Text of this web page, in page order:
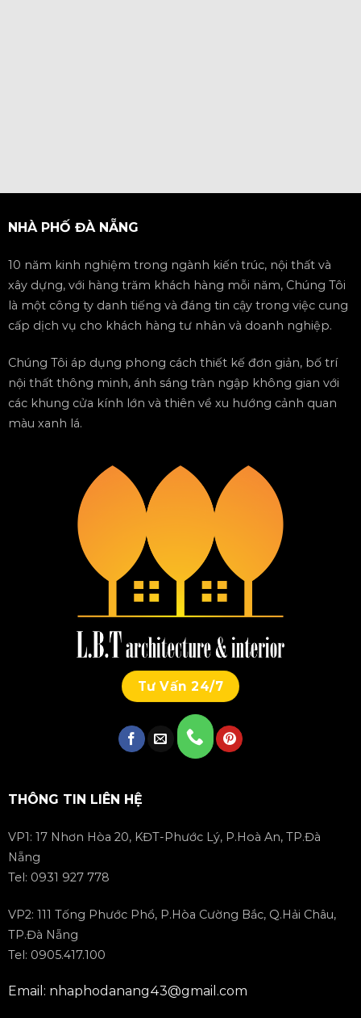
NHÀ PHỐ ĐÀ NẴNG
10 năm kinh nghiệm trong ngành kiến trúc, nội thất và
xây dựng, với hàng trăm khách hàng mỗi năm, Chúng Tôi
là một công ty danh tiếng và đáng tin cậy trong việc cung
cấp dịch vụ cho khách hàng tư nhân và doanh nghiệp.
Chúng Tôi áp dụng phong cách thiết kế đơn giản, bố trí
nội thất thông minh, ánh sáng tràn ngập không gian với
các khung cửa kính lớn và thiên về xu hướng cảnh quan
màu xanh lá.
Tư Vấn 24/7
THÔNG TIN LIÊN HỆ
VP1: 17 Nhơn Hòa 20, KĐT-Phước Lý, P.Hoà An, TP.Đà
Nẵng
Tel: 0931 927 778
VP2: 111 Tống Phước Phổ, P.Hòa Cường Bắc, Q.Hải Châu,
TP.Đà Nẵng
Tel: 0905.417.100
Email: nhaphodanang43@gmail.com